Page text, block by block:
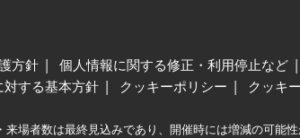
方針 個人情報に関する修正・利用停止など
対する基本方針
クッキーポリシー クッキ
場者数は最終見込みであり、開催時には増減の可能性